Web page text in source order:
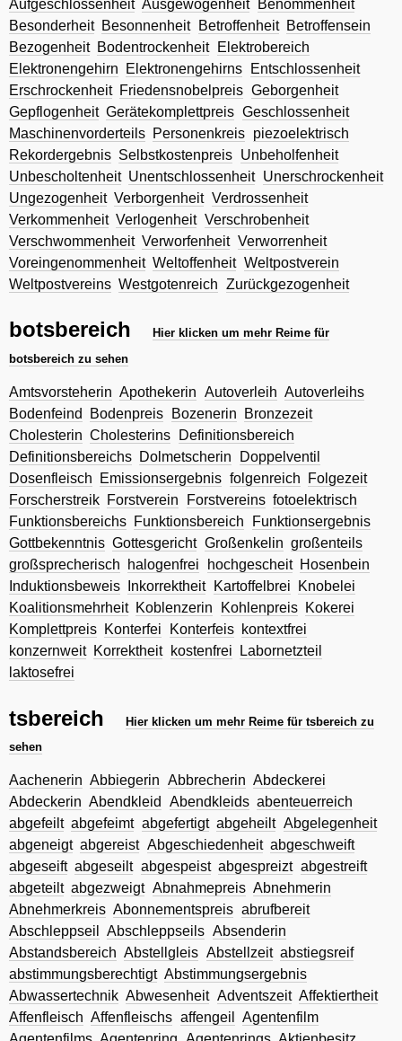
Aufgeschlossenheit Ausgewogenheit
Benommenheit
Besonderheit Besonnenheit Betroffenheit Betroffensein
Bezogenheit Bodentrockenheit
Elektrobereich
Elektronengehirn
Elektronengehirns
Entschlossenheit
Erschrockenheit Friedensnobelpreis Geborgenheit
Gepflogenheit Gerätekomplettpreis Geschlossenheit
Maschinenvorderteils Personenkreis piezoelektrisch
Rekordergebnis Selbstkostenpreis Unbeholfenheit
Unbescholtenheit Unentschlossenheit Unerschrockenheit
Ungezogenheit Verborgenheit Verdrossenheit
Verkommenheit Verlogenheit Verschrobenheit
Verschwommenheit Verworfenheit Verworrenheit
Voreingenommenheit Weltoffenheit Weltpostverein
Weltpostvereins Westgotenreich Zurückgezogenheit
botsbereich
Hier klicken um mehr Reime für
botsbereich zu sehen
Amtsvorsteherin Apothekerin Autoverleih Autoverleihs
Bodenfeind
Bodenpreis Bozenerin
Bronzezeit
Cholesterin Cholesterins
Definitionsbereich
Definitionsbereichs Dolmetscherin
Doppelventil
Dosenfleisch
Emissionsergebnis folgenreich
Folgezeit
Forscherstreik Forstverein Forstvereins fotoelektrisch
Funktionsbereichs Funktionsbereich
Funktionsergebnis
Gottbekenntnis Gottesgericht Großenkelin großenteils
großsprecherisch
halogenfrei hochgescheit Hosenbein
Induktionsbeweis
Inkorrektheit Kartoffelbrei
Knobelei
Koalitionsmehrheit Koblenzerin Kohlenpreis Kokerei
Komplettpreis Konterfei Konterfeis kontextfrei
konzernweit Korrektheit kostenfrei
Labornetzteil
laktosefrei
tsbereich
Hier klicken um mehr Reime für tsbereich zu
sehen
Aachenerin Abbiegerin Abbrecherin Abdeckerei
Abdeckerin Abendkleid Abendkleids abenteuerreich
abgefeilt abgefeimt abgefertigt abgeheilt Abgelegenheit
abgeneigt abgereist Abgeschiedenheit abgeschweift
abgeseift abgeseilt abgespeist abgespreizt abgestreift
abgeteilt abgezweigt Abnahmepreis Abnehmerin
Abnehmerkreis Abonnementspreis abrufbereit
Abschleppseil
Abschleppseils Absenderin
Abstandsbereich Abstellgleis Abstellzeit abstiegsreif
abstimmungsberechtigt Abstimmungsergebnis
Abwassertechnik Abwesenheit Adventszeit Affektiertheit
Affenfleisch Affenfleischs affengeil
Agentenfilm